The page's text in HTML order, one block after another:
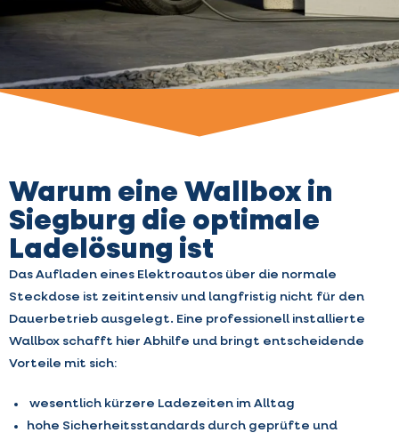
Warum eine Wallbox in
Siegburg die optimale
Ladelösung ist
Das Aufladen eines Elektroautos über die normale
Steckdose ist zeitintensiv und langfristig nicht für den
Dauerbetrieb ausgelegt. Eine professionell installierte
Wallbox schafft hier Abhilfe und bringt entscheidende
Vorteile mit sich:
wesentlich kürzere Ladezeiten im Alltag
hohe Sicherheitsstandards durch geprüfte und